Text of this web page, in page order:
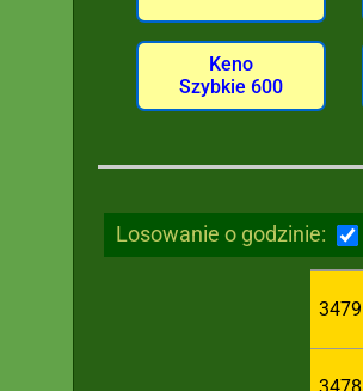
Keno
Szybkie 600
Losowanie o godzinie:
3479